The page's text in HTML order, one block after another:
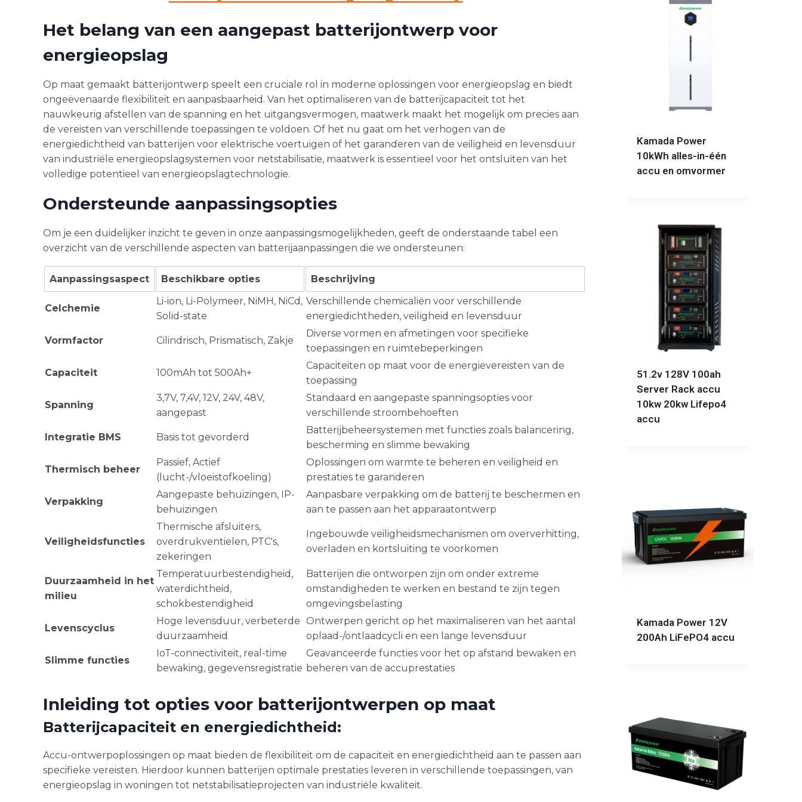
Het belang van een aangepast batterijontwerp voor
energieopslag
Op maat gemaakt batterijontwerp speelt een cruciale rol in moderne oplossingen voor energieopslag en biedt
ongeëvenaarde flexibiliteit en aanpasbaarheid. Van het optimaliseren van de batterijcapaciteit tot het
nauwkeurig afstellen van de spanning en het uitgangsvermogen, maatwerk maakt het mogelijk om precies aan
de vereisten van verschillende toepassingen te voldoen. Of het nu gaat om het verhogen van de
energiedichtheid van batterijen voor elektrische voertuigen of het garanderen van de veiligheid en levensduur
van industriële energieopslagsystemen voor netstabilisatie, maatwerk is essentieel voor het ontsluiten van het
volledige potentieel van energieopslagtechnologie.
Ondersteunde aanpassingsopties
Om je een duidelijker inzicht te geven in onze aanpassingsmogelijkheden, geeft de onderstaande tabel een
overzicht van de verschillende aspecten van batterijaanpassingen die we ondersteunen:
Aanpassingsaspect Beschikbare opties Beschrijving
Celchemie
Li-ion, Li-Polymeer, NiMH, NiCd,
Solid-state
Verschillende chemicaliën voor verschillende
energiedichtheden, veiligheid en levensduur
Vormfactor Cilindrisch, Prismatisch, Zakje
Diverse vormen en afmetingen voor specifieke
toepassingen en ruimtebeperkingen
Capaciteit 100mAh tot 500Ah+
Capaciteiten op maat voor de energievereisten van de
toepassing
Spanning
3,7V, 7,4V, 12V, 24V, 48V,
aangepast
Standaard en aangepaste spanningsopties voor
verschillende stroombehoeften
Integratie BMS Basis tot gevorderd
Batterijbeheersystemen met functies zoals balancering,
bescherming en slimme bewaking
Thermisch beheer
Passief, Actief
(lucht-/vloeistofkoeling)
Oplossingen om warmte te beheren en veiligheid en
prestaties te garanderen
Verpakking
Aangepaste behuizingen, IP-
behuizingen
Aanpasbare verpakking om de batterij te beschermen en
aan te passen aan het apparaatontwerp
Veiligheidsfuncties
Thermische afsluiters,
overdrukventielen, PTC's,
zekeringen
Ingebouwde veiligheidsmechanismen om oververhitting,
overladen en kortsluiting te voorkomen
Duurzaamheid in het
milieu
Temperatuurbestendigheid,
waterdichtheid,
schokbestendigheid
Batterijen die ontworpen zijn om onder extreme
omstandigheden te werken en bestand te zijn tegen
omgevingsbelasting
Levenscyclus
Hoge levensduur, verbeterde
duurzaamheid
Ontwerpen gericht op het maximaliseren van het aantal
oplaad-/ontlaadcycli en een lange levensduur
Slimme functies
IoT-connectiviteit, real-time
bewaking, gegevensregistratie
Geavanceerde functies voor het op afstand bewaken en
beheren van de accuprestaties
Inleiding tot opties voor batterijontwerpen op maat
Batterijcapaciteit en energiedichtheid:
Accu-ontwerpoplossingen op maat bieden de flexibiliteit om de capaciteit en energiedichtheid aan te passen aan
specifieke vereisten. Hierdoor kunnen batterijen optimale prestaties leveren in verschillende toepassingen, van
energieopslag in woningen tot netstabilisatieprojecten van industriële kwaliteit.
Kamada Power
10kWh alles-in-één
accu en omvormer
51.2v 128V 100ah
Server Rack accu
10kw 20kw Lifepo4
accu
Kamada Power 12V
200Ah LiFePO4 accu